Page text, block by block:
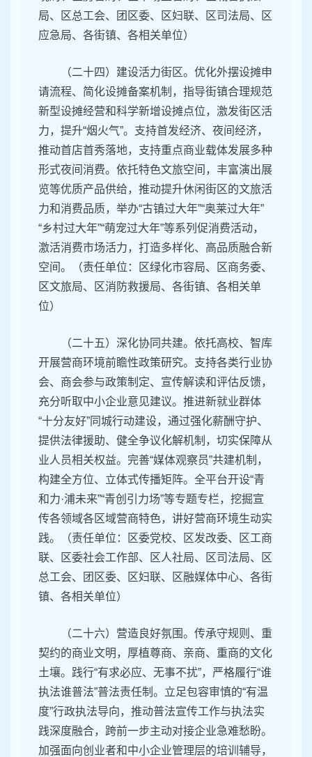
局、区总工会、团区委、区妇联、区司法局、区
应急局、各街镇、各相关单位）
（二十四）建设活力街区。优化外摆设摊申
请流程、简化设摊备案机制，指导街镇合理规范
新型设摊经营和科学新增设摊点位，激发街区活
力，提升“烟火气”。支持首发经济、夜间经济，
推动首店首秀落地，支持重点商业载体发展多种
形式夜间消费。依托特色文旅空间，丰富演出展
览等优质产品供给，推动提升休闲街区的文旅活
力和消费品质，举办“古镇过大年”“奥莱过大年”
“乡村过大年”“萌宠过大年”等系列促消费活动，
激活消费市场活力，打造多样化、高品质融合新
空间。（责任单位：区绿化市容局、区商务委、
区文旅局、区消防救援局、各街镇、各相关单
位）
（二十五）深化协同共建。依托高校、智库
开展营商环境前瞻性政策研究。支持各类行业协
会、商会参与政策制定、宣传解读和评估反馈，
充分听取中小企业意见建议。推进新就业群体
“十分友好”同城行动建设，通过强化薪酬守护、
提供法律援助、健全争议化解机制，切实保障从
业人员相关权益。完善“媒体观察员”共建机制，
构建全方位、立体式传播矩阵。全平台开设“青
和力·浦未来”“青创引力场”等专题专栏，挖掘宣
传各领域各区域营商特色，讲好营商环境生动实
践。（责任单位：区委党校、区发改委、区工商
联、区委社会工作部、区人社局、区司法局、区
总工会、团区委、区妇联、区融媒体中心、各街
镇、各相关单位）
（二十六）营造良好氛围。传承守规则、重
契约的商业文明，厚植尊商、亲商、重商的文化
土壤。践行“有求必应、无事不扰”，严格履行“谁
执法谁普法”普法责任制。立足包容审慎的“有温
度”行政执法导向，推动普法宣传工作与执法实
践深度融合，跨前一步主动对接企业急难愁盼。
加强面向创业者和中小企业管理层的培训辅导，